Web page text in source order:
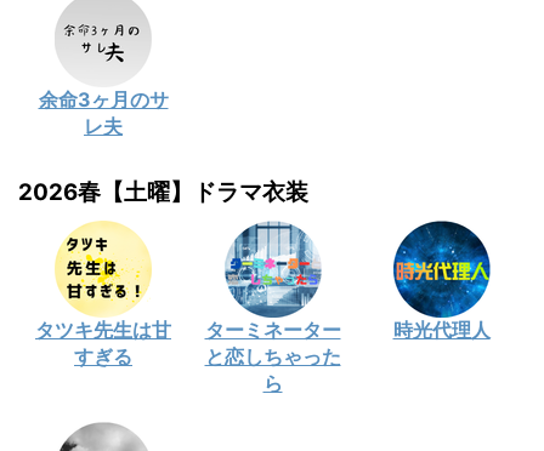
余命3ヶ月のサ
レ夫
2026春【土曜】ドラマ衣装
タツキ先生は甘
すぎる
ターミネーター
と恋しちゃった
ら
時光代理人